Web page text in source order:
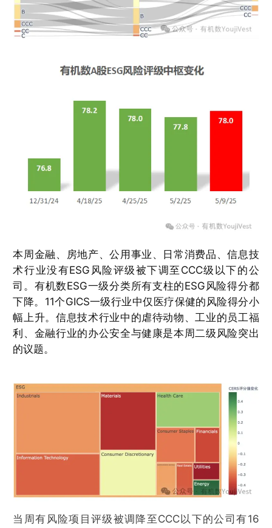
本周金融、房地产、公用事业、日常消费品、信息技
术行业没有ESG风险评级被下调至CCC级以下的公
司。有机数ESG一级分类所有支柱的ESG风险得分都
下降。11个GICS一级行业中仅医疗保健的风险得分小
幅上升。信息技术行业中的虐待动物、工业的员工福
利、金融行业的办公安全与健康是本周二级风险突出
的议题。
当周有风险项目评级被调降至CCC以下的公司有16